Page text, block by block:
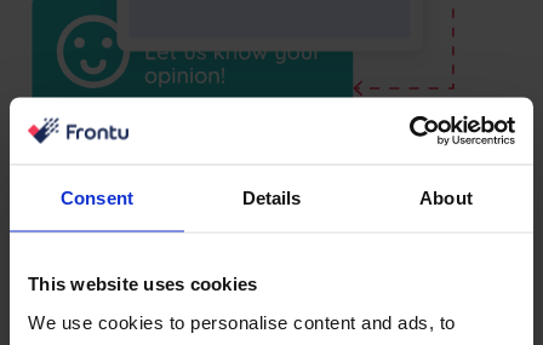
Consent Details About
This website uses cookies
We use cookies to personalise content and ads, to
Venujte nejaký čas
Frontu správna cesta